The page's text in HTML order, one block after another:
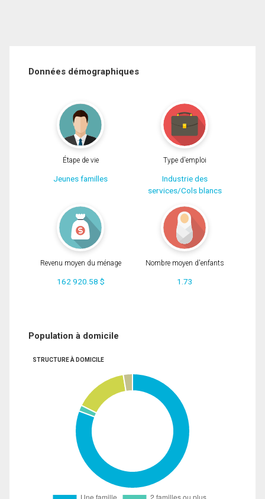
Données démographiques
Étape de vie
Jeunes familles
Type d'emploi
Industrie des
services/Cols blancs
Revenu moyen du ménage
162 920.58 $
Nombre moyen d'enfants
1.73
Population à domicile
STRUCTURE À DOMICILE